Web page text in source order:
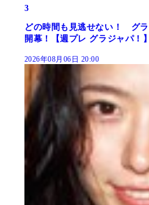
3
どの時間も見逃せない！ グ
開幕！【週プレ グラジャパ！】
2026年08月06日 20:00